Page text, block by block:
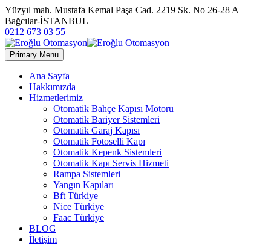
Yüzyıl mah. Mustafa Kemal Paşa Cad. 2219 Sk. No 26-28 A
Bağcılar-İSTANBUL
0212 673 03 55
Primary Menu
Ana Sayfa
Hakkımızda
Hizmetlerimiz
Otomatik Bahçe Kapısı Motoru
Otomatik Bariyer Sistemleri
Otomatik Garaj Kapısı
Otomatik Fotoselli Kapı
Otomatik Kepenk Sistemleri
Otomatik Kapı Servis Hizmeti
Rampa Sistemleri
Yangın Kapıları
Bft Türkiye
Nice Türkiye
Faac Türkiye
BLOG
İletişim